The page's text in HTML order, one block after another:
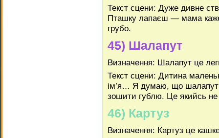
Текст сцени: Дуже дивне
Пташку лапаєш — мама
грубо.
45) Шалапут
Визначення: Шалапут це
Текст сцени: Дитина
ім’я… Я думаю, що шалапут
зошити гублю. Це якийсь
46) Картуз
Визначення: Картуз це